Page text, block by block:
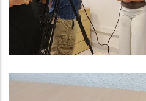
Joventut